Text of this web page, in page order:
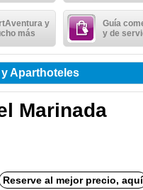
y
más
Guía
y de
Aparthoteles
Marinada
Reserve al mejor precio, aquí